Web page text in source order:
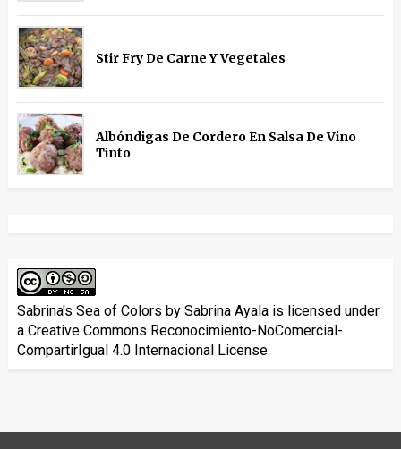
Stir Fry De Carne Y Vegetales
Albóndigas De Cordero En Salsa De Vino
Tinto
Sabrina's Sea of Colors by Sabrina Ayalais licensed under
a Creative Commons Reconocimiento-NoComercial-
CompartirIgual 4.0 Internacional License.